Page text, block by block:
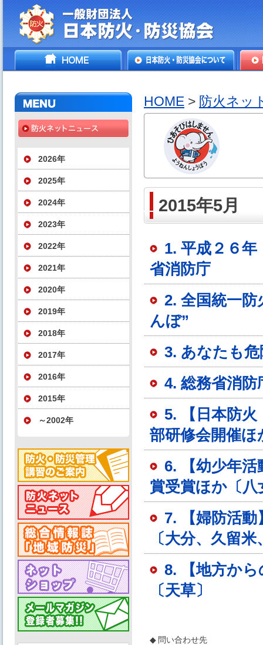
一般財団法人日本防火・防
HOME
2026年
2025年
2024年
2023年
2022年
2021年
2020年
2019年
2018年
2017年
2016年
2015年
～2002年
HOME > 防火ネッ
2015年5月
1. 平成２６
省消防庁
2. 全国統一
んぼ”
3. あなたも
4. 総務省消防
5. 【日本防
部研修会開催ほ
6. 【幼少年
賞受賞ほか〔八
7. 【婦防活
〔大分、久留
8. 【地方か
〔天草〕
◆ 問い合わせ先